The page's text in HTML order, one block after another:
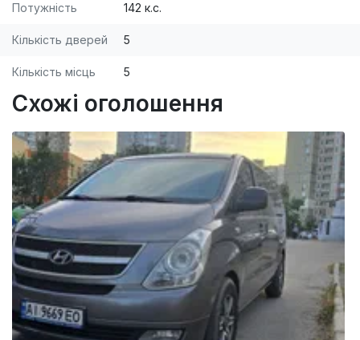
Потужність 142 к.с.
Кількість дверей 5
Кількість місць 5
Схожі оголошення